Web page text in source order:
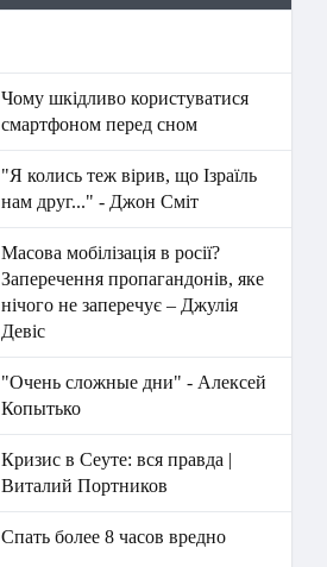
Чому шкідливо користуватися
смартфоном перед сном
"Я колись теж вірив, що Ізраїль
нам друг..." - Джон Сміт
Масова мобілізація в росії?
Заперечення пропагандонів, яке
нічого не заперечує – Джулія
Девіс
"Очень сложные дни" - Алексей
Копытько
Кризис в Сеуте: вся правда |
Виталий Портников
Спать более 8 часов вредно